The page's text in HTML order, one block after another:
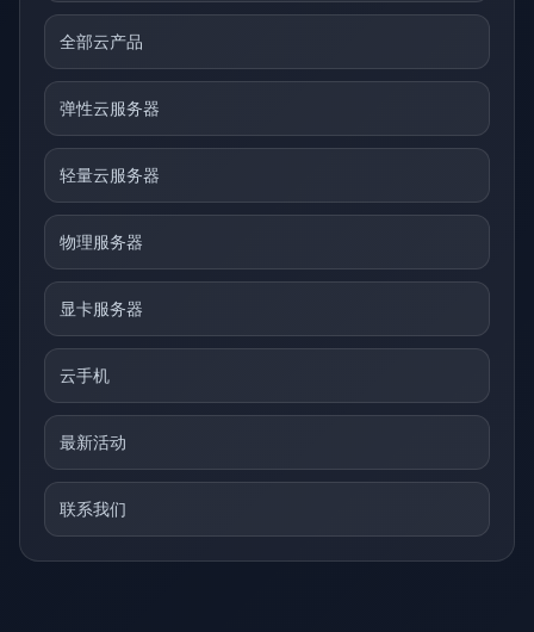
全部云产品
弹性云服务器
轻量云服务器
物理服务器
显卡服务器
云手机
最新活动
联系我们